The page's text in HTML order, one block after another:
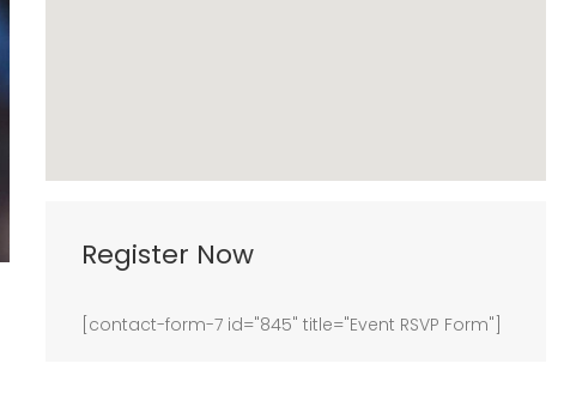
Register Now
[contact-form-7 id="845" title="Event RSVP Form"]